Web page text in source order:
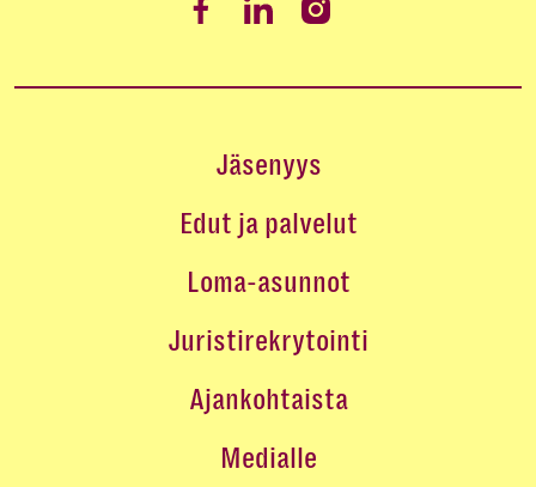
Jäsenyys
Edut ja palvelut
Loma-asunnot
Juristirekrytointi
Ajankohtaista
Medialle